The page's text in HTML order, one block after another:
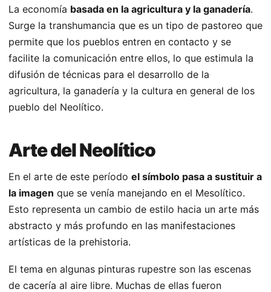
La economía basada en la agricultura y la ganadería.
Surge la transhumancia que es un tipo de pastoreo que
permite que los pueblos entren en contacto y se
facilite la comunicación entre ellos, lo que estimula la
difusión de técnicas para el desarrollo de la
agricultura, la ganadería y la cultura en general de los
pueblo del Neolítico.
Arte del Neolítico
En el arte de este período el símbolo pasa a sustituir a
la imagen que se venía manejando en el Mesolítico.
Esto representa un cambio de estilo hacia un arte más
abstracto y más profundo en las manifestaciones
artísticas de la prehistoria.
El tema en algunas pinturas rupestre son las escenas
de cacería al aire libre. Muchas de ellas fueron